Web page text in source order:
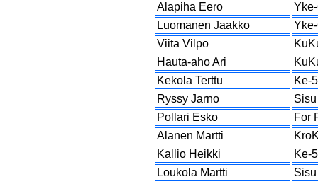
Alapiha Eero
Luomanen Jaakko
Viita Vilpo
Hauta-aho Ari
Kekola Terttu
Ke-
Ryssy Jarno
Sisu
Pollari Esko
For
Alanen Martti
Kallio Heikki
Ke-
Loukola Martti
Sisu